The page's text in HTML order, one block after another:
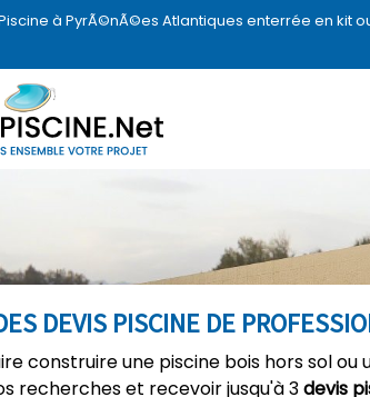
à PyrÃ©nÃ©es Atlantiques enterrée en kit
DEVIS PISCINE DE
construire une piscine bois hors sol
recherches et recevoir jusqu'à 3devis